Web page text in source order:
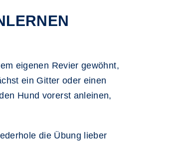
eigenen Revier gewöhnt,
ein Gitter oder einen
Hund vorerst anleinen,
die Übung lieber